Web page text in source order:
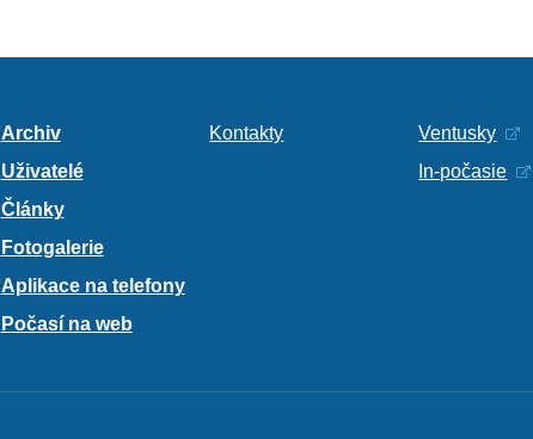
Archiv
Uživatelé
Články
Fotogalerie
Aplikace na telefony
Počasí na web
Kontakty
Ventusky
In-počasie